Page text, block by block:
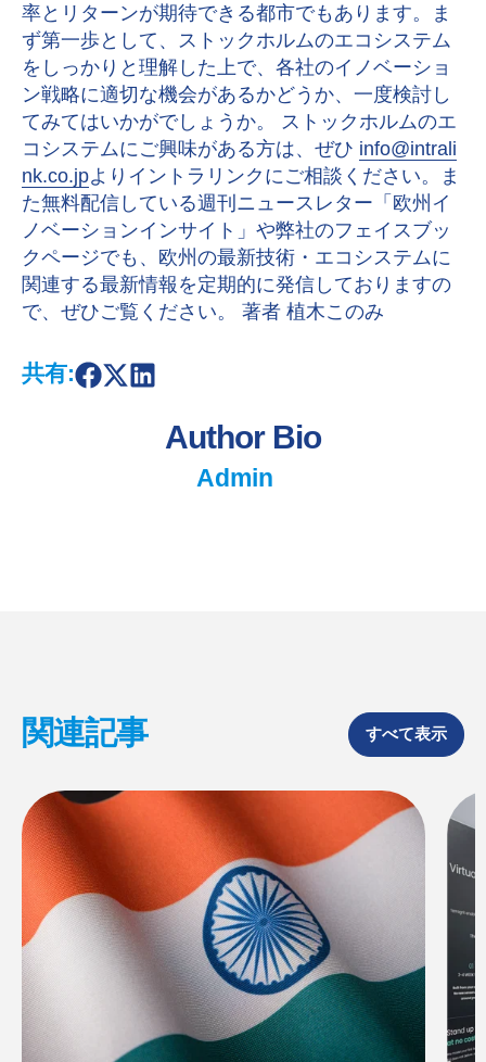
率とリターンが期待できる都市でもあります。ま
ず第一歩として、ストックホルムのエコシステム
をしっかりと理解した上で、各社のイノベーショ
ン戦略に適切な機会があるかどうか、一度検討し
てみてはいかがでしょうか。 ストックホルムのエ
コシステムにご興味がある方は、ぜひ info@intrali
nk.co.jpよりイントラリンクにご相談ください。ま
た無料配信している週刊ニュースレター「欧州イ
ノベーションインサイト」や弊社のフェイスブッ
クページでも、欧州の最新技術・エコシステムに
関連する最新情報を定期的に発信しておりますの
で、ぜひご覧ください。 著者 植木このみ
共有:S
S
S
Author Bio
Admin
関連記事 すべて表示